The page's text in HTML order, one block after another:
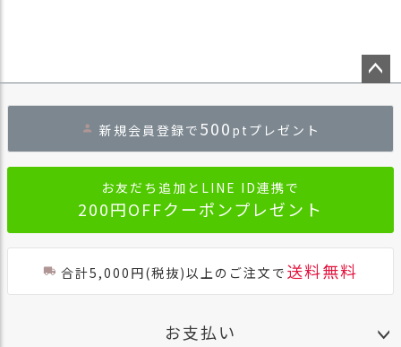
ジト
へ
新規会員登録で 500 ptプレゼント
お友だち追加とLINE ID連携で
200円OFFクーポンプレゼント
合計5,000円(税抜)以上のご注文で 送料無料
お支払い